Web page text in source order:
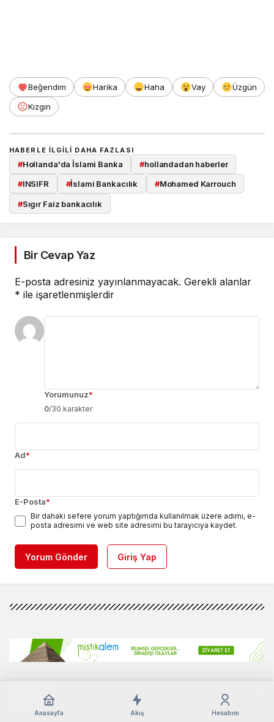
Beğendim Harika Haha Vay
Üzgün
Kızgın
HABERLE ILGILI DAHA FAZLASI
#Hollanda'da İslami Banka #hollandadan haberler
#INSIFR #İslami Bankacılık #Mohamed Karrouch
#Sıgır Faiz bankacılık
Bir Cevap Yaz
E-posta adresiniz yayınlanmayacak. Gerekli alanlar
* ile işaretlenmişlerdir
Yorumunuz*
0/30 karakter
Ad*
E-Posta*
Bir dahaki sefere yorum yaptığımda kullanılmak üzere adımı, e-
posta adresimi ve web site adresimi bu tarayıcıya kaydet.
Yorum Gönder Giriş Yap
Anasayfa Akış Hesabım
Kurumsal